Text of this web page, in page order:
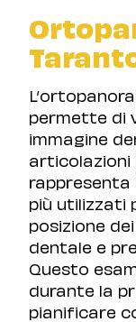
permette di
immagine
articolazioni
rappresenta
più utilizzati
posizione
dentale e
Questo
durante la
pianificare